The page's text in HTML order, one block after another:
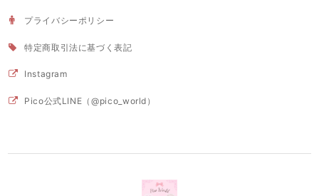
プライバシーポリシー
特定商取引法に基づく表記
Instagram
Pico公式LINE（@pico_world）